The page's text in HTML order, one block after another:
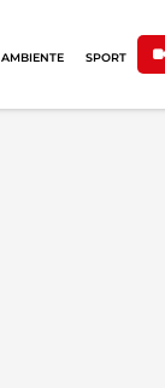
AMBIENTE SPORT